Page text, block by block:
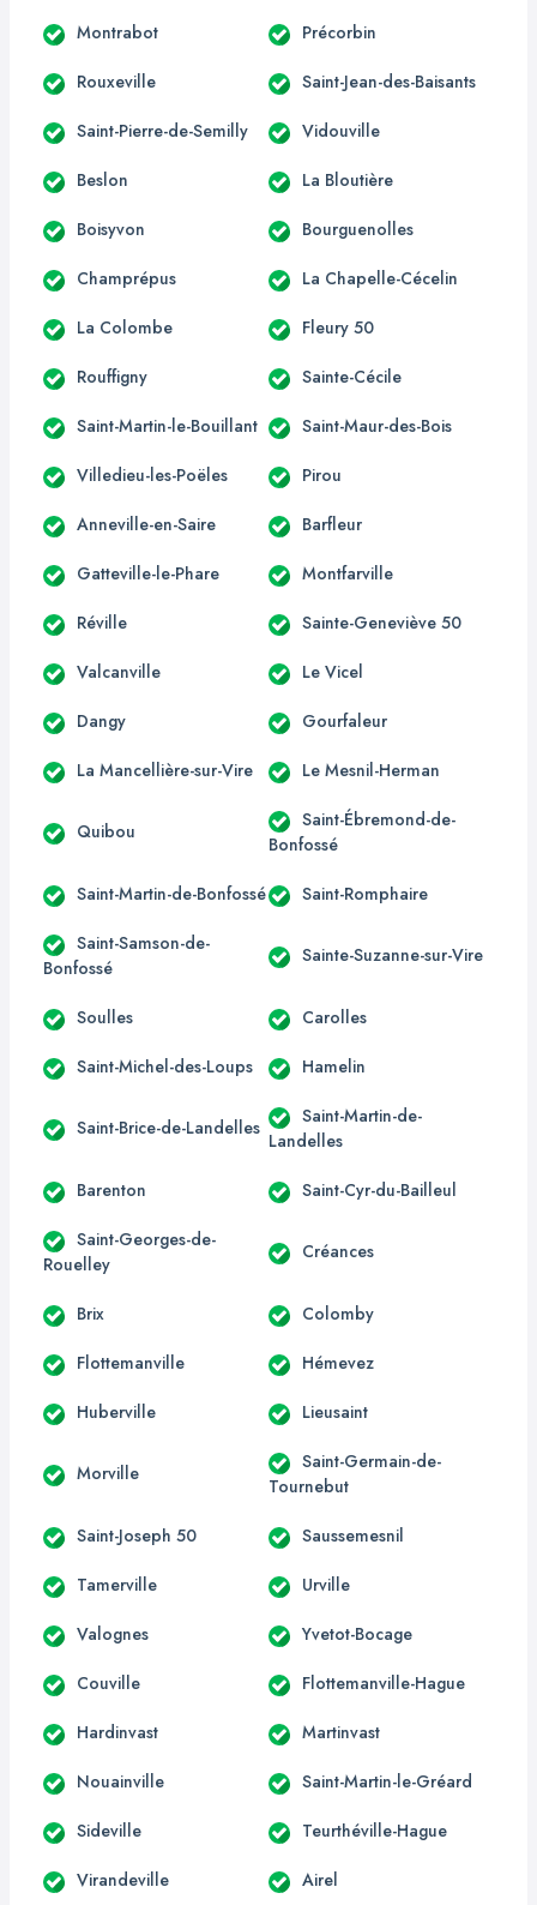
Montrabot Précorbin
Rouxeville Saint-Jean-des-Baisants
Saint-Pierre-de-Semilly Vidouville
Beslon La Bloutière
Boisyvon Bourguenolles
Champrépus La Chapelle-Cécelin
La Colombe Fleury 50
Rouffigny Sainte-Cécile
Saint-Martin-le-Bouillant Saint-Maur-des-Bois
Villedieu-les-Poëles Pirou
Anneville-en-Saire Barfleur
Gatteville-le-Phare Montfarville
Réville Sainte-Geneviève 50
Valcanville Le Vicel
Dangy Gourfaleur
La Mancellière-sur-Vire Le Mesnil-Herman
Quibou
Saint-Ébremond-de-
Bonfossé
Saint-Martin-de-Bonfossé Saint-Romphaire
Saint-Samson-de-
Bonfossé
Sainte-Suzanne-sur-Vire
Soulles Carolles
Saint-Michel-des-Loups Hamelin
Saint-Brice-de-Landelles
Saint-Martin-de-
Landelles
Barenton Saint-Cyr-du-Bailleul
Saint-Georges-de-
Rouelley
Créances
Brix Colomby
Flottemanville Hémevez
Huberville Lieusaint
Morville
Saint-Germain-de-
Tournebut
Saint-Joseph 50 Saussemesnil
Tamerville Urville
Valognes Yvetot-Bocage
Couville Flottemanville-Hague
Hardinvast Martinvast
Nouainville Saint-Martin-le-Gréard
Sideville Teurthéville-Hague
Virandeville Airel